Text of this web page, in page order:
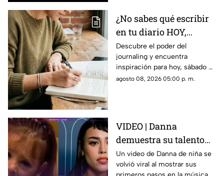
Descubre todos los detalles.
¿No sabes qué escribir
en tu diario HOY,
sábado 8 de junio de
2026? Usa este journal
prompt
Descubre el poder del
journaling y encuentra
inspiración para hoy, sábado 8
de junio de 2026. Un prompt
agosto 08, 2026 05:00 p. m.
VIDEO | Danna
demuestra su talento
desde niña antes de su
colaboración con
Un video de Danna de niña se
volvió viral al mostrar sus